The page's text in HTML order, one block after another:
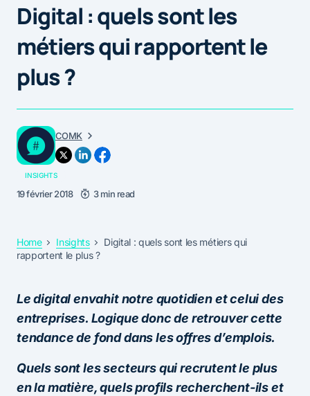
Digital : quels sont les
métiers qui rapportent le
plus ?
COMK
INSIGHTS
19 février 2018 3 min read
Home Insights
Digital : quels sont les métiers qui
rapportent le plus ?
Le digital envahit notre quotidien et celui des
entreprises. Logique donc de retrouver cette
tendance de fond dans les offres d’emplois.
Quels sont les secteurs qui recrutent le plus
en la matière, quels profils recherchent-ils et